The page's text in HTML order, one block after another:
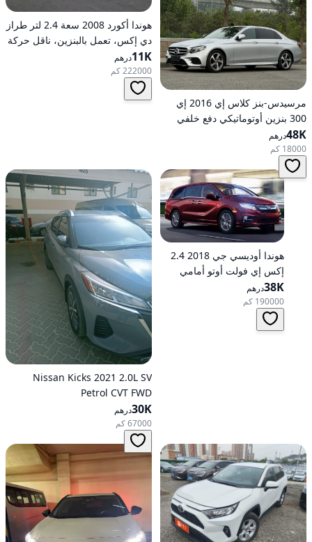
مرسيدس-بنز كلاس إي 2016 إي
300 بنزين أوتوماتيكي دفع خلفي
48Kدرهم
18000 كم
هوندا أكورد 2008 سعة 2.4 لتر طراز
دي إكس، تعمل بالبنزين، ناقل حركة
أوتوماتيكي، دفع أمامي
11Kدرهم
222000 كم
هوندا أوديسي جي 2018 2.4
إكس إي فولت أوتو أمامي
الدفع
38Kدرهم
190000 كم
Nissan Kicks 2021 2.0L SV
Petrol CVT FWD
30Kدرهم
67000 كم